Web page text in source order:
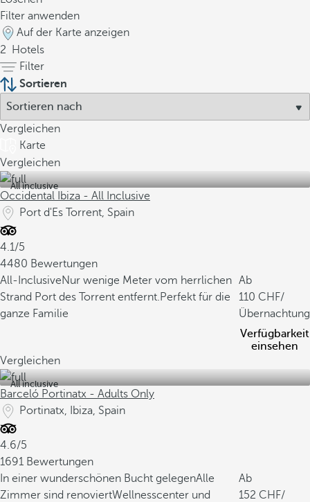
Filter anwenden
Auf der Karte anzeigen
2
Hotels
Filter
Sortieren
Vergleichen
Karte
Vergleichen
All inclusive
Occidental Ibiza - All Inclusive
Port d'Es Torrent, Spain
4.1/5
4480 Bewertungen
All-InclusiveNur wenige Meter vom herrlichen
Strand Port des Torrent entfernt.Perfekt für die
ganze Familie
Ab
110
/
Übernachtung
Verfügbarkeit
einsehen
Vergleichen
All inclusive
Barceló Portinatx - Adults Only
Portinatx, Ibiza, Spain
4.6/5
1691 Bewertungen
In einer wunderschönen Bucht gelegenAlle
Zimmer sind renoviertWellnesscenter und
Ab
152
/